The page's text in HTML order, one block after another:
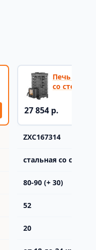
Печь для
со стеклом
27 854 р.
ZXC167314
стальная со
80-90 (+ 30)
52
20